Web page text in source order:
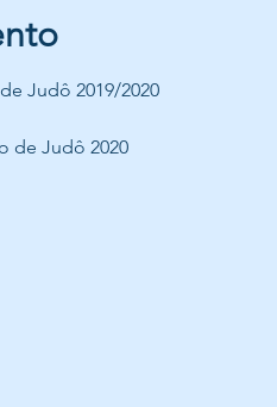
Judô 2019/2020
de Judô 2020